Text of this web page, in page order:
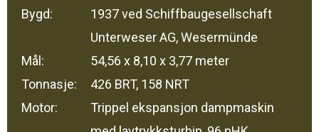
Bygd:
1937 ved Schiffbaugesellschaft
Unterweser AG, Wesermünde
Mål:
54,56 x 8,10 x 3,77 meter
Tonnasje:
426 BRT, 158 NRT
Motor:
Trippel ekspansjon dampmaskin